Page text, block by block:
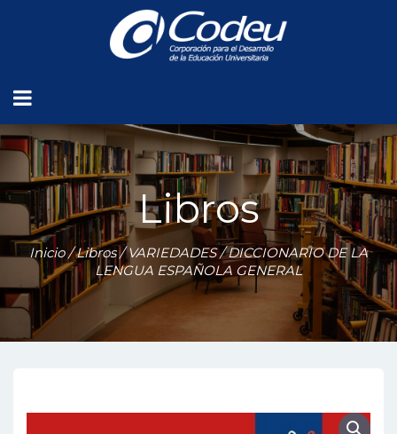
Libros
Inicio/Libros/VARIEDADES/ DICCIONARIO DE LA
LENGUA ESPAÑOLA GENERAL